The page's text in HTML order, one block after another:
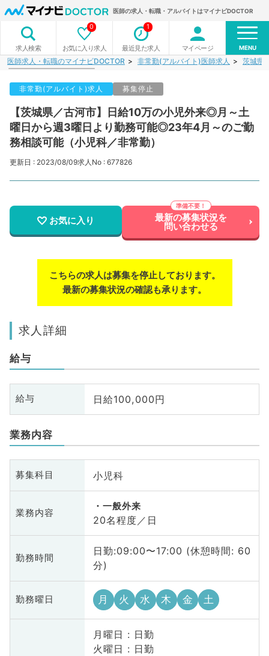
医師の求人・転職・アルバイトはマイナビDOCTOR
求人検索 お気に入り求人
0
最近見た求人
1
マイページ MENU
医師求人・転職のマイナビDOCTOR 非常勤(アルバイト)医師求人 茨城県
非常勤(アルバイト)求人 募集停止
【茨城県／古河市】日給10万の小児外来◎月～土
曜日から週3曜日より勤務可能◎23年4月～のご勤
務相談可能（小児科／非常勤）
更新日 : 2023/08/09求人No : 677826
お気に入り 最新の募集状況を
問い合わせる
こちらの求人は募集を停止しております。
最新の募集状況の確認も承ります。
求人詳細
給与
給与 日給100,000円
業務内容
募集科目 小児科
業務内容
一般外来
20名程度／日
勤務時間
日勤:09:00〜17:00 (休憩時間: 60
分)
勤務曜日 月 火 水 木 金 土
月曜日 : 日勤
火曜日 : 日勤